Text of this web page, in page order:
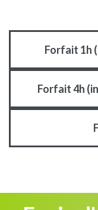
Forfait 1h
Forfait 4h